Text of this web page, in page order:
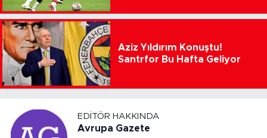
Aziz Yıldırım Konuştu!
Santrfor Bu Hafta Geliyor
EDITÖR HAKKINDA
Avrupa Gazete